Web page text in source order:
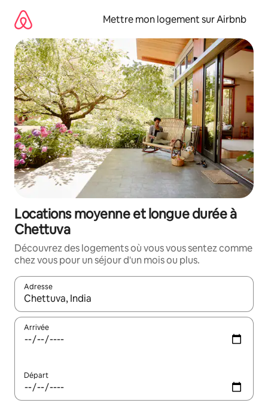
directement
contenu
Mettre mon logement sur Airbnb
Locations moyenne et longue durée à
Chettuva
Découvrez des logements où vous vous sentez comme
chez vous pour un séjour d'un mois ou plus.
Adresse
Lorsque les résultats s'affichent, utilisez les flèches vers le
Arrivée
Départ